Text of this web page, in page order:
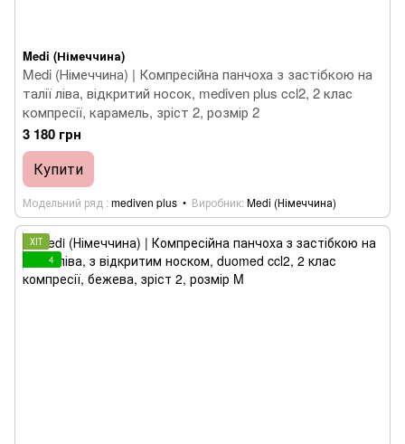
Medi (Німеччина)
Medi (Німеччина) | Компресійна панчоха з застібкою на
талії ліва, відкритий носок, mediven plus ccl2, 2 клас
компресії, карамель, зріст 2, розмір 2
3 180 грн
Купити
Модельний ряд mediven plus Виробник Medi (Німеччина)
ХІТ
4